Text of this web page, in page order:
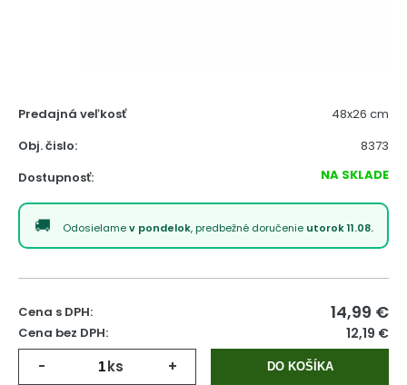
Predajná veľkosť
48x26 cm
Obj. čislo:
8373
Dostupnosť:
NA SKLADE
Odosielamev pondelok, predbežné doručenie utorok 11.08.
Cena s DPH: 14,99 €
Cena bez DPH: 12,19 €
- ks + DO KOŠÍKA